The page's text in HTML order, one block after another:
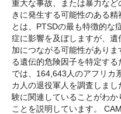
重大な事故、または暴力な
きに発生する可能性のある
とは、PTSDの最も特徴的な
症に影響を及ぼしますが、
加につながる可能性があり
る遺伝的危険因子を特定す
では、164,643人のアフリカ
カ人の退役軍人を調査しま
験に関連していることがわ
ことを説明しています。